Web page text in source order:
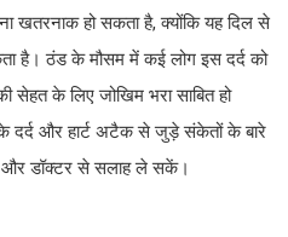
खतरनाक हो सकता है, क्योंकि यह दिल से
है। ठंड के मौसम में कई लोग इस दर्द को
के लिए जोखिम भरा साबित हो
दर्द और हार्ट अटैक से जुड़े संकेतों के बारे
और डॉक्टर से सलाह ले सकें।